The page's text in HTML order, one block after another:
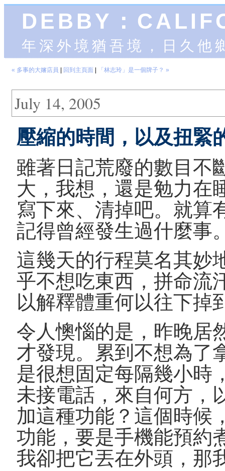
DEBBY：
年深外境猶吾境，日久
« 多事的大嬸店員 回到主頁面 「林志玲」是一個牌子？ »
July 14, 2005
壓縮的時間，以及扭緊
雖著日記荒廢的數目不
大，我想，還是勉力在
寫下來、清掉吧。就算
記得曾經發生過什麼事
這幾天的行程莫名其妙
乎不想吃東西，拼命流
以解釋體重何以往下掉
令人懊惱的是，昨晚居
才發現。累到不想為了
是很想固定每隔幾小時
未接電話，來自何方，
加這種功能？這個時候
功能，要是手機能預約
我卻把它丟在外頭，那